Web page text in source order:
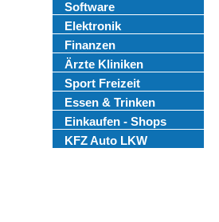
Software
Elektronik
Finanzen
Ärzte Kliniken
Sport Freizeit
Essen & Trinken
Einkaufen - Shops
KFZ Auto LKW